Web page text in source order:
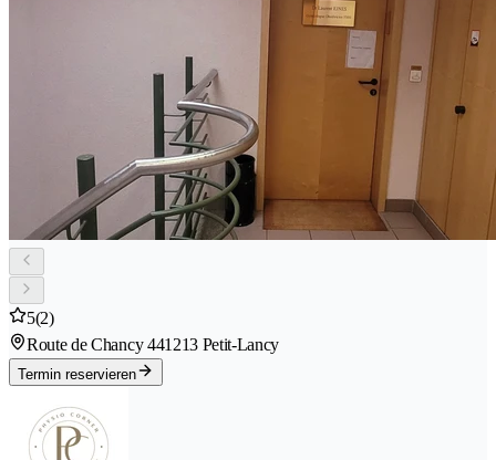
5(2)
Route de Chancy 441213 Petit-Lancy
Termin reservieren